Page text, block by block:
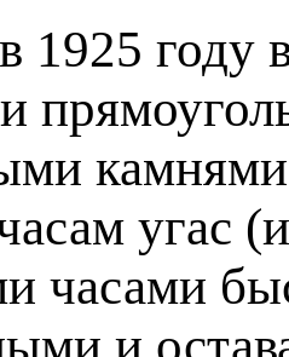
1925 году
угас
часами
и